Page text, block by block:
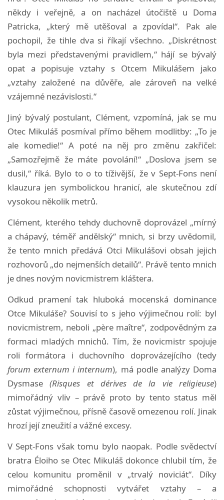
někdy i veřejně, a on nacházel útočiště u Doma
Patricka, „který mě utěšoval a zpovídal“. Pak ale
pochopil, že tihle dva si říkají všechno. „Diskrétnost
byla mezi představenými pravidlem,“ hájí se bývalý
opat a popisuje vztahy s Otcem Mikulášem jako
„vztahy založené na důvěře, ale zároveň na velké
vzájemné nezávislosti.“
Jiný bývalý postulant, Clément, vzpomíná, jak se mu
Otec Mikuláš posmíval přímo během modlitby: „To je
ale komedie!“ A poté na něj pro změnu zakřičel:
„Samozřejmě že máte povolání!“ „Doslova jsem se
dusil,“ říká. Bylo to o to tíživější, že v Sept-Fons není
klauzura jen symbolickou hranicí, ale skutečnou zdí
vysokou několik metrů.
Clément, kterého tehdy duchovně doprovázel „mírný
a chápavý, téměř andělský“ mnich, si brzy uvědomil,
že tento mnich předává Otci Mikulášovi obsah jejich
rozhovorů „do nejmenších detailů“. Právě tento mnich
je dnes novým novicmistrem kláštera.
Odkud pramení tak hluboká mocenská dominance
Otce Mikuláše? Souvisí to s jeho výjimečnou rolí: byl
novicmistrem, neboli „père maître“, zodpovědným za
formaci mladých mnichů. Tím, že novicmistr spojuje
roli formátora i duchovního doprovázejícího (tedy
forum externum i internum), má podle analýzy Doma
Dysmase(Risques et dérives de la vie religieuse)
mimořádný vliv – právě proto by tento status měl
zůstat výjimečnou, přísně časově omezenou rolí. Jinak
hrozí její zneužití a vážné excesy.
V Sept-Fons však tomu bylo naopak. Podle svědectví
bratra Éloiho se Otec Mikuláš dokonce chlubil tím, že
celou komunitu proměnil v „trvalý noviciát“. Díky
mimořádné schopnosti vytvářet vztahy – a